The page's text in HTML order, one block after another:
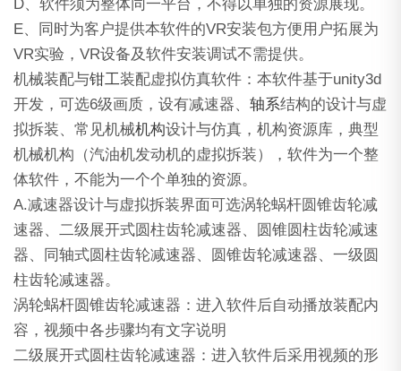
D、软件须为整体同一平台，不得以单独的资源展现。
E、同时为客户提供本软件的VR安装包方便用户拓展为
VR实验，VR设备及软件安装调试不需提供。
机械装配与钳工装配虚拟仿真软件：本软件基于unity3d
开发，可选6级画质，设有减速器、轴系结构的设计与虚
拟拆装、常见机械机构设计与仿真，机构资源库，典型
机械机构（汽油机发动机的虚拟拆装），软件为一个整
体软件，不能为一个个单独的资源。
A.减速器设计与虚拟拆装界面可选涡轮蜗杆圆锥齿轮减
速器、二级展开式圆柱齿轮减速器、圆锥圆柱齿轮减速
器、同轴式圆柱齿轮减速器、圆锥齿轮减速器、一级圆
柱齿轮减速器。
涡轮蜗杆圆锥齿轮减速器：进入软件后自动播放装配内
容，视频中各步骤均有文字说明
二级展开式圆柱齿轮减速器：进入软件后采用视频的形